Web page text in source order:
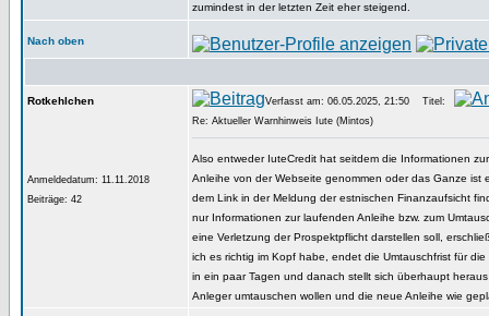
zumindest in der letzten Zeit eher steigend.
Nach oben
Rotkehlchen
Anmeldedatum: 11.11.2018
Beiträge: 42
Verfasst am: 06.05.2025, 21:50
Titel:
Re: Aktueller Warnhinweis Iute (Mintos)
Also entweder IuteCredit hat seitdem die Informationen
Anleihe von der Webseite genommen oder das Ganze ist
dem Link in der Meldung der estnischen Finanzaufsicht
nur Informationen zur laufenden Anleihe bzw. zum
eine Verletzung der Prospektpflicht darstellen soll,
ich es richtig im Kopf habe, endet die Umtauschfrist für
in ein paar Tagen und danach stellt sich überhaupt
Anleger umtauschen wollen und die neue Anleihe wie